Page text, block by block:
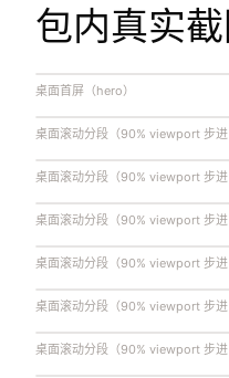
包内真实
桌面首屏（hero）
桌面滚动分段（90% viewport 步进
桌面滚动分段（90% viewport 步进
桌面滚动分段（90% viewport 步进
桌面滚动分段（90% viewport 步进
桌面滚动分段（90% viewport 步进
桌面滚动分段（90% viewport 步进